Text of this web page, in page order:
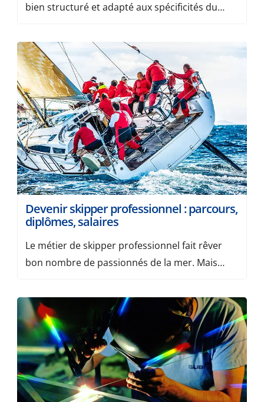
bien structuré et adapté aux spécificités du
ce soit pour un poste saisonnier sur un yacht,
un emploi de marin pêcheur ou un contrat à
l’année sur un ferry, votre dossier doit mettre
en valeur vos compétences, votre […]
Devenir skipper professionnel : parcours,
diplômes, salaires
Le métier de skipper professionnel fait rêver
bon nombre de passionnés de la mer. Mais
bien concrètes à franchir. Formation, diplômes,
conditions de travail, salaire… voici un guide
complet pour comprendre comment devenir
skipper et faire carrière dans le nautisme.
Qu’est-ce qu’un skipper professionnel ? Le […]